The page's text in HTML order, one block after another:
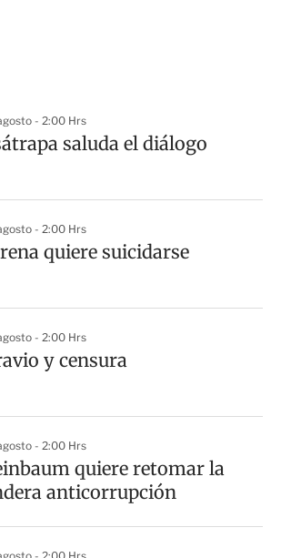
- 2:00 Hrs
saluda el diálogo
- 2:00 Hrs
quiere suicidarse
- 2:00 Hrs
y censura
- 2:00 Hrs
quiere retomar la
anticorrupción